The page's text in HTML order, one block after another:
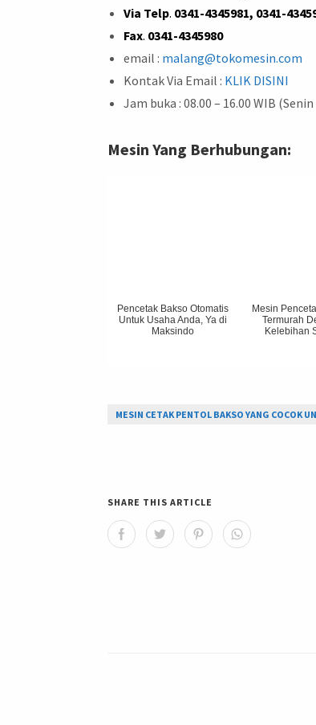
Via Telp. 0341-4345981, 0341-
Fax. 0341-4345980
email : malang@tokomesin.com
Kontak Via Email : KLIK DISINI
Jam buka : 08.00 – 16.00 WIB
Mesin Yang Berhubungan:
Pencetak Bakso Otomatis
Untuk Usaha Anda, Ya di
Maksindo
Mesin
Termurah
Kelebihan
MESIN CETAK PENTOL BAKSO YANG COCOK
SHARE THIS ARTICLE